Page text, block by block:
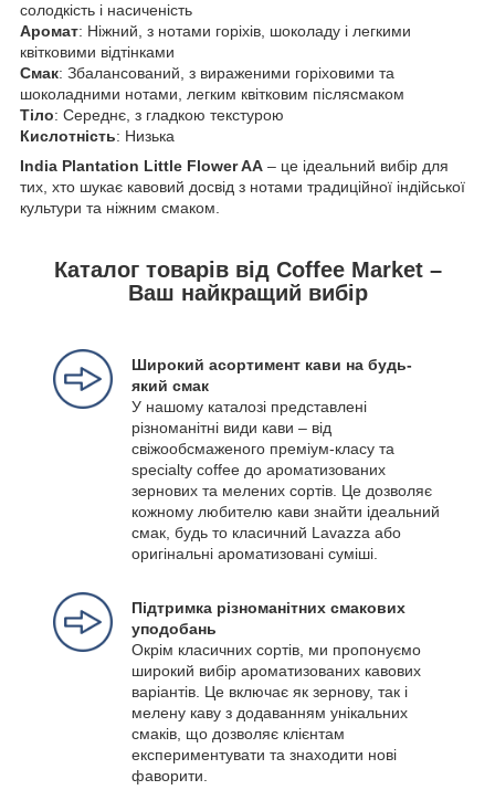
солодкість і насиченість
Аромат: Ніжний, з нотами горіхів, шоколаду і легкими
квітковими відтінками
Смак: Збалансований, з вираженими горіховими та
шоколадними нотами, легким квітковим післясмаком
Тіло: Середнє, з гладкою текстурою
Кислотність: Низька
India Plantation Little Flower AA – це ідеальний вибір для
тих, хто шукає кавовий досвід з нотами традиційної індійської
культури та ніжним смаком.
Каталог товарів від Coffee Market –
Ваш найкращий вибір
Широкий асортимент кави на будь-
який смак
У нашому каталозі представлені
різноманітні види кави – від
свіжообсмаженого преміум-класу та
specialty coffee до ароматизованих
зернових та мелених сортів. Це дозволяє
кожному любителю кави знайти ідеальний
смак, будь то класичний Lavazza або
оригінальні ароматизовані суміші.
Підтримка різноманітних смакових
уподобань
Окрім класичних сортів, ми пропонуємо
широкий вибір ароматизованих кавових
варіантів. Це включає як зернову, так і
мелену каву з додаванням унікальних
смаків, що дозволяє клієнтам
експериментувати та знаходити нові
фаворити.